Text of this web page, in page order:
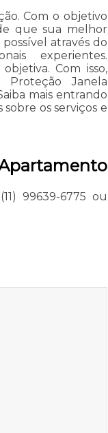
Com o objetivo
que sua melhor
através do
experientes.
Com isso,
Proteção Janela
mais entrando
sobre os serviços e
(11) 99639-6775 ou